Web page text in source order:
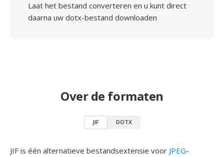
Laat het bestand converteren en u kunt direct
daarna uw dotx-bestand downloaden
Over de formaten
JIF DOTX
JIF is één alternatieve bestandsextensie voor JPEG-